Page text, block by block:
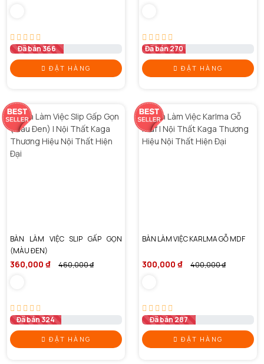
Đã bán 366
ĐẶT HÀNG
Đã bán 270
ĐẶT HÀNG
BÀN LÀM VIỆC SLIP GẤP GỌN
(MÀU ĐEN)
360,000 ₫ 460,000 ₫
Đã bán 324
ĐẶT HÀNG
BÀN LÀM VIỆC KARLMA GỖ MDF
300,000 ₫ 400,000 ₫
Đã bán 287
ĐẶT HÀNG